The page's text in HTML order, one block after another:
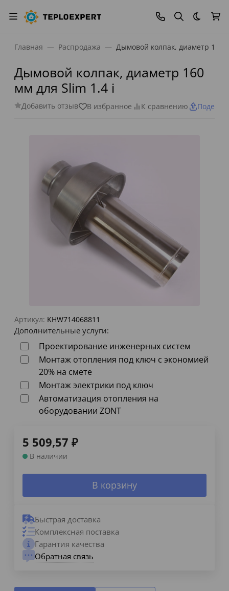
Темная
Главная Распродажа Дымовой колпак, диаметр 160
Дымовой колпак, диаметр 160
мм для Slim 1.4 i
Добавить отзыв В избранное К сравнению
Артикул: KHW714068811
Дополнительные услуги:
Проектирование инженерных систем
Монтаж отопления под ключ с экономией
20% на смете
Монтаж электрики под ключ
Автоматизация отопления на
оборудовании ZONT
5 509,57 ₽
В наличии
В корзину
Быстрая доставка
Комплексная поставка
Гарантия качества
Обратная связь